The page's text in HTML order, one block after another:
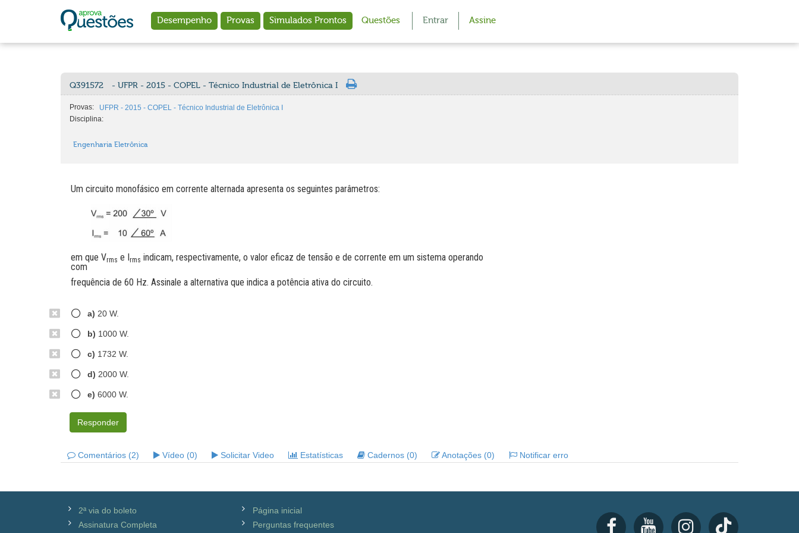
Desempenho Provas Simulados Prontos Questões Entrar Assine
Q391572 - UFPR - 2015 - COPEL - Técnico Industrial de Eletrônica I
Provas:
UFPR - 2015 - COPEL - Técnico Industrial de Eletrônica I
Disciplina:
Engenharia Eletrônica
Um circuito monofásico em corrente alternada apresenta os seguintes parâmetros:
em que Vrms e Irms indicam, respectivamente, o valor eficaz de tensão e de corrente em um sistema operando
com
frequência de 60 Hz. Assinale a alternativa que indica a potência ativa do circuito.
a) 20 W.
b) 1000 W.
c) 1732 W.
d) 2000 W.
e) 6000 W.
Responder
Comentários (2) Vídeo (0) Solicitar Video Estatísticas Cadernos (0) Anotações (0) Notificar erro
2ª via do boleto
Assinatura Completa
Página inicial
Perguntas frequentes